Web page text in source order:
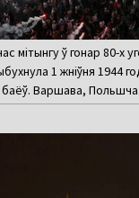
мітынгу ў гонар 80-
1 жніўня 1944
баёў. Варшава,